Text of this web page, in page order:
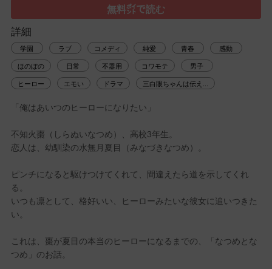
無料㌽で読む
詳細
学園 ラブ コメディ 純愛 青春 感動
ほのぼの 日常 不器用 コワモテ 男子
ヒーロー エモい ドラマ 三白眼ちゃんは伝え...
「俺はあいつのヒーローになりたい」
不知火棗（しらぬいなつめ）、高校3年生。
恋人は、幼馴染の水無月夏目（みなづきなつめ）。
ピンチになると駆けつけてくれて、間違えたら道を示してくれ
る。
いつも凛として、格好いい、ヒーローみたいな彼女に追いつきた
い。
これは、棗が夏目の本当のヒーローになるまでの、「なつめとな
つめ」のお話。